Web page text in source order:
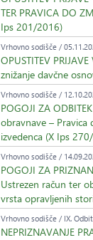
TER PRAVICA DO
Ips 201/2016)
Vrhovno sodišče /
OPUSTITEV
znižanje davčne
Vrhovno sodišče /
POGOJI ZA
obravnave – Pravica
izvedenca (X Ips
Vrhovno sodišče /
POGOJI ZA
Ustrezen račun ter
vrsta opravljenih
Vrhovno sodišče / IX.
NEPRIZNAVANJE